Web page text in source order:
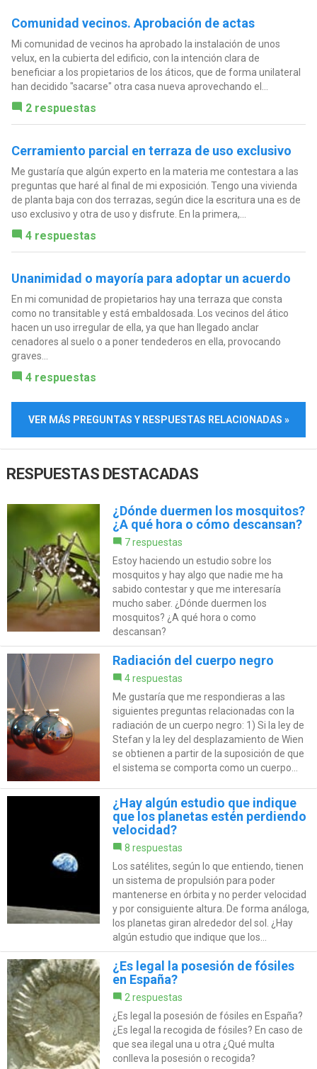
Comunidad vecinos. Aprobación de actas
Mi comunidad de vecinos ha aprobado la instalación de unos
velux, en la cubierta del edificio, con la intención clara de
beneficiar a los propietarios de los áticos, que de forma unilateral
han decidido "sacarse" otra casa nueva aprovechando el...
2 respuestas
Cerramiento parcial en terraza de uso exclusivo
Me gustaría que algún experto en la materia me contestara a las
preguntas que haré al final de mi exposición. Tengo una vivienda
de planta baja con dos terrazas, según dice la escritura una es de
uso exclusivo y otra de uso y disfrute. En la primera,...
4 respuestas
Unanimidad o mayoría para adoptar un acuerdo
En mi comunidad de propietarios hay una terraza que consta
como no transitable y está embaldosada. Los vecinos del ático
hacen un uso irregular de ella, ya que han llegado anclar
cenadores al suelo o a poner tendederos en ella, provocando
graves...
4 respuestas
VER MÁS PREGUNTAS Y RESPUESTAS RELACIONADAS »
RESPUESTAS DESTACADAS
¿Dónde duermen los mosquitos?
¿A qué hora o cómo descansan?
7 respuestas
Estoy haciendo un estudio sobre los
mosquitos y hay algo que nadie me ha
sabido contestar y que me interesaría
mucho saber. ¿Dónde duermen los
mosquitos? ¿A qué hora o como
descansan?
Radiación del cuerpo negro
4 respuestas
Me gustaría que me respondieras a las
siguientes preguntas relacionadas con la
radiación de un cuerpo negro: 1) Si la ley de
Stefan y la ley del desplazamiento de Wien
se obtienen a partir de la suposición de que
el sistema se comporta como un cuerpo...
¿Hay algún estudio que indique
que los planetas estén perdiendo
velocidad?
8 respuestas
Los satélites, según lo que entiendo, tienen
un sistema de propulsión para poder
mantenerse en órbita y no perder velocidad
y por consiguiente altura. De forma análoga,
los planetas giran alrededor del sol. ¿Hay
algún estudio que indique que los...
¿Es legal la posesión de fósiles
en España?
2 respuestas
¿Es legal la posesión de fósiles en España?
¿Es legal la recogida de fósiles? En caso de
que sea ilegal una u otra ¿Qué multa
conlleva la posesión o recogida?